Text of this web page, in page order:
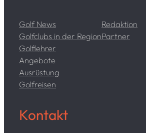
Golf News
Golfclubs in der Region
Golflehrer
Angebote
Ausrüstung
Golfreisen
Redaktion
Partner
Kontakt